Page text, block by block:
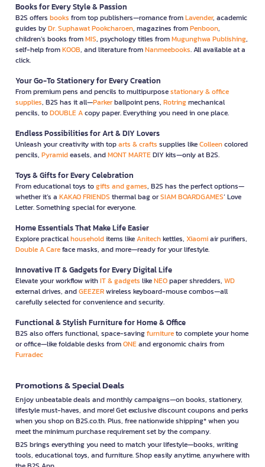
Books for Every Style & Passion
B2S offers books from top publishers—romance fromLavender, academic
guides byDr. Suphawat Pookcharoen, magazines fromPenboon,
children’s books fromMIS, psychology titles fromMugunghwa Publishing,
self-help fromKOOB, and literature fromNanmeebooks. All available at a
click.
Your Go-To Stationery for Every Creation
From premium pens and pencils to multipurposestationary & office
supplies, B2S has it all—Parkerballpoint pens, Rotringmechanical
pencils, toDOUBLE Acopy paper. Everything you need in one place.
Endless Possibilities for Art & DIY Lovers
Unleash your creativity with toparts & crafts supplies likeColleencolored
pencils, Pyramideasels, andMONT MARTEDIY kits—only at B2S.
Toys & Gifts for Every Celebration
From educational toys togifts and games, B2S has the perfect options—
whether it’s a KAKAO FRIENDS thermal bag orSIAM BOARDGAMES’ Love
Letter. Something special for everyone.
Home Essentials That Make Life Easier
Explore practicalhouseholditems likeAnitechkettles, Xiaomiair purifiers,
Double A Careface masks, and more—ready for your lifestyle.
Innovative IT & Gadgets for Every Digital Life
Elevate your workflow withIT & gadgets likeNEOpaper shredders, WD
external drives, andGEEZERwireless keyboard-mouse combos—all
carefully selected for convenience and security.
Functional & Stylish Furniture for Home & Office
B2S also offers functional, space-savingfurnitureto complete your home
or office—like foldable desks fromONEand ergonomic chairs from
Furradec
Promotions & Special Deals
Enjoy unbeatable deals and monthly campaigns—on books, stationery,
lifestyle must-haves, and more! Get exclusive discount coupons and perks
when you shop on B2S.co.th. Plus, free nationwide shipping* when you
meet the minimum purchase requirement set by the company.
B2S brings everything you need to match your lifestyle—books, writing
tools, educational toys, and furniture. Shop easily anytime, anywhere with